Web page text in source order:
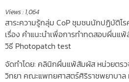
Views : 1,064
สาระความรู้กลุ่ม CoP ชุมชนนักปฏิบัติโ
เรื่อง คำแนะนำเพื่อการทำทดสอบผื่นแ
วิธี Photopatch test
จัดทำโดย: คลินิกผื่นแพ้สัมผัส หน่วยตร
วิทยา คณะแพทยศาสตร์ศิริราชพยาบาล